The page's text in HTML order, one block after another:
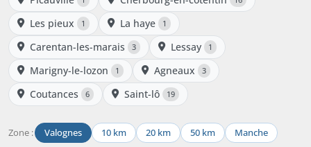
Les pieux 1 La haye 1
Carentan-les-marais 3 Lessay 1
Marigny-le-lozon 1 Agneaux 3
Coutances 6 Saint-lô 19
Zone : Valognes 10 km 20 km 50 km Manche